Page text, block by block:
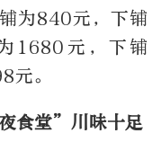
为840元，下铺
1680元，下铺
元。
食堂”川味十足